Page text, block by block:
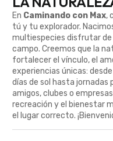
En Caminando con Max,
tú y tu explorador.
multiespecies disfrutar de
campo. Creemos que la
fortalecer el vínculo, el
experiencias únicas:
días de sol hasta jornadas
amigos, clubes o
recreación y el bienestar
el lugar correcto.